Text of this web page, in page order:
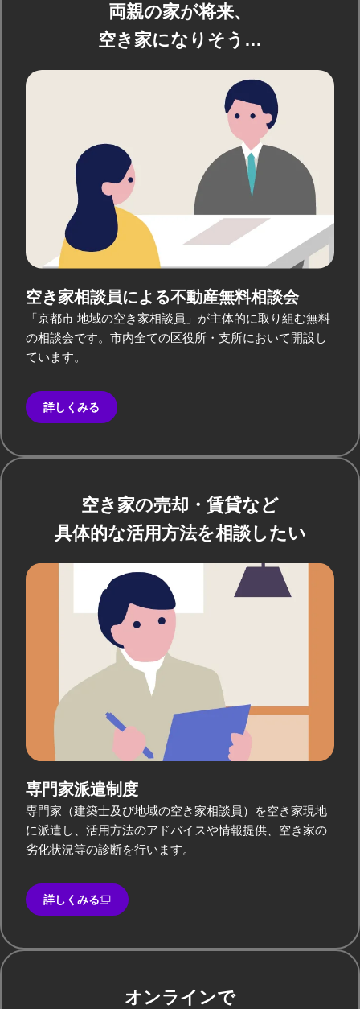
両親の家が将来、
空き家になりそう…
空き家相談員による不動産無料相談会
「京都市 地域の空き家相談員」が主体的に取り組む無料
の相談会です。市内全ての区役所・支所において開設し
ています。
詳しくみる
空き家の売却・賃貸など
具体的な活用方法を相談したい
専門家派遣制度
専門家（建築士及び地域の空き家相談員）を空き家現地
に派遣し、活用方法のアドバイスや情報提供、空き家の
劣化状況等の診断を行います。
詳しくみる
オンラインで